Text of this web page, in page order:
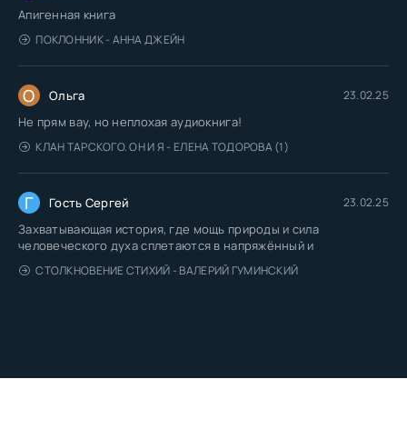
Апигенная книга
ПОКЛОННИК - АННА ДЖЕЙН
О Ольга 23.02.25
Не прям вау, но неплохая аудиокнига!
КЛАН ТАРСКОГО. ОН И Я - ЕЛЕНА ТОДОРОВА (1)
Г Гость Сергей 23.02.25
Захватывающая история, где мощь природы и сила
человеческого духа сплетаются в напряжённый и
СТОЛКНОВЕНИЕ СТИХИЙ - ВАЛЕРИЙ ГУМИНСКИЙ